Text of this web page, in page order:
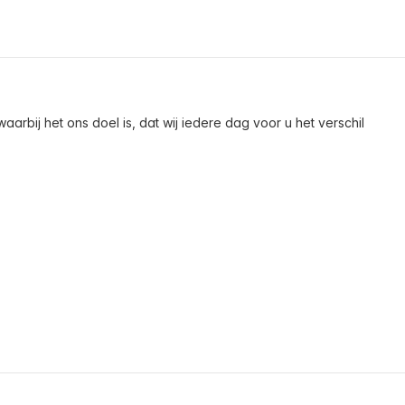
het ons doel is, dat wij iedere dag voor u het verschil